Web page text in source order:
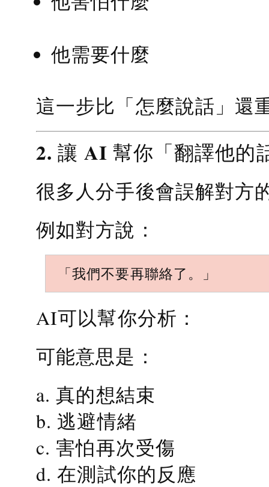
他需要什麼
這一步比「怎麼說話」還
2. 讓 AI 幫你「翻譯他的
很多人分手後會誤解對方
例如對方說：
「我們不要再聯絡了。」
AI可以幫你分析：
可能意思是：
a. 真的想結束
b. 逃避情緒
c. 害怕再次受傷
d. 在測試你的反應